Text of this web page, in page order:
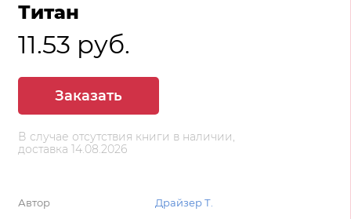
Титан
11.53 руб.
Заказать
В случае отсутствия книги в наличии,
доставка 14.08.2026
Автор
Драйзер Т.